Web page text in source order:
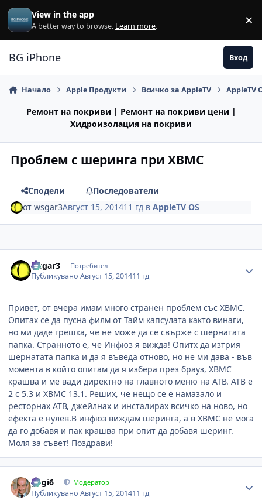
Премини към съдържанието
View in the app
A better way to browse. Learn more. ×
BG iPhone Вход
Начало Apple Продукти Всичко за AppleTV AppleTV
Ремонт на покриви | Ремонт на покриви цени |
Хидроизолация на покриви
Проблем с шеринга при XBMC
Сподели
Последователи
отwsgar3Август 15, 201411 гд вAppleTV OS
wsgar3 Потребител
ПубликуваноАвгуст 15, 201411 гд
Привет, от вчера имам много странен проблем със XBMC.
Опитах се да пусна филм от Тайм капсулата както винаги,
но ми даде грешка, че не може да се свърже с шернатата
папка. Странното е, че Инфюз я вижда! Опитх да изтрия
шернатата папка и да я въведа отново, но не ми дава - във
момента в който опитам да я избера през брауз, XBMC
крашва и ме вади директно на главното меню на АТВ. АТВ е
2 с 5.3 и XBMC 13.1. Реших, че нещо се е намазало и
ресторнах АТВ, джейлнах и инсталирах всичко на ново, но
ефекта е нулев.В инфюз виждам шеринга, а в XBMC не мога
да го добавя и пак крашва при опит да добавя шеринг.
Моля за съвет! Поздрави!
gogi6 Модератор
ПубликуваноАвгуст 15, 201411 гд